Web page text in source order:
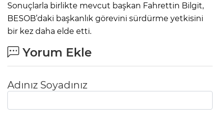
Sonuçlarla birlikte mevcut başkan Fahrettin Bilgit,
BESOB’daki başkanlık görevini sürdürme yetkisini
bir kez daha elde etti.
Yorum Ekle
Adınız Soyadınız